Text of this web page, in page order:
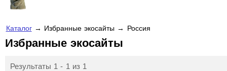
Каталог→ Избранные экосайты → Россия
Избранные экосайты
Результаты 1 - 1 из 1